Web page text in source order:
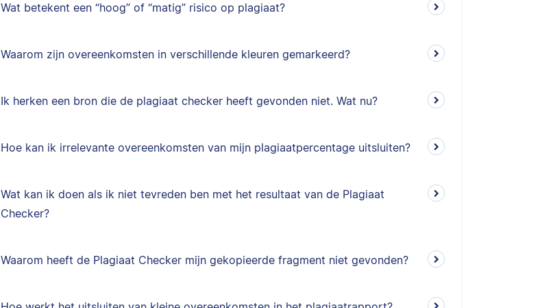
Wat betekent een “hoog” of “matig” risico op plagiaat?
Waarom zijn overeenkomsten in verschillende kleuren gemarkeerd?
Ik herken een bron die de plagiaat checker heeft gevonden niet. Wat nu?
Hoe kan ik irrelevante overeenkomsten van mijn plagiaatpercentage uitsluiten?
Wat kan ik doen als ik niet tevreden ben met het resultaat van de Plagiaat
Checker?
Waarom heeft de Plagiaat Checker mijn gekopieerde fragment niet gevonden?